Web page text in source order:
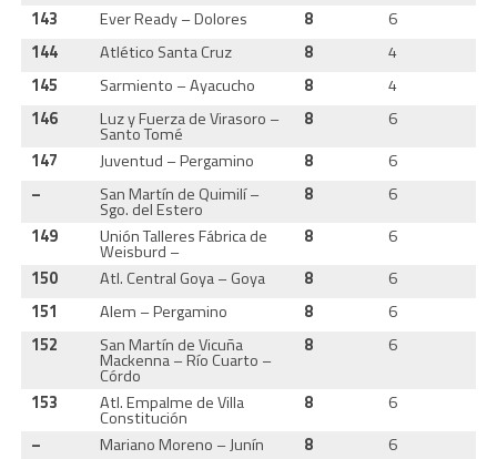
143
Ever Ready – Dolores 8 6
144
Atlético Santa Cruz 8 4
145
Sarmiento – Ayacucho 8 4
146
Luz y Fuerza de Virasoro –
Santo Tomé
8 6
147
Juventud – Pergamino 8 6
–
San Martín de Quimilí –
Sgo. del Estero
8 6
149
Unión Talleres Fábrica de
Weisburd –
8 6
150
Atl. Central Goya – Goya 8 6
151
Alem – Pergamino 8 6
152
San Martín de Vicuña
Mackenna – Río Cuarto –
Córdo
8 6
153 Atl. Empalme de Villa
Constitución
8 6
–
Mariano Moreno – Junín 8 6